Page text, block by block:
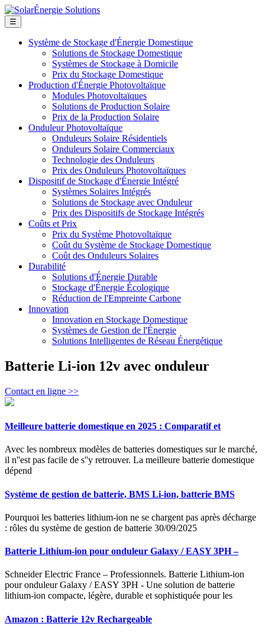
☰
Système de Stockage d'Énergie Domestique
Solutions de Stockage Domestique
Systèmes de Stockage à Domicile
Prix du Stockage Domestique
Production d'Énergie Photovoltaïque
Modules Photovoltaïques
Solutions de Production Solaire
Prix de la Production Solaire
Onduleur Photovoltaïque
Onduleurs Solaire Résidentiels
Onduleurs Solaire Commerciaux
Technologie des Onduleurs
Prix des Onduleurs Photovoltaïques
Dispositif de Stockage d'Énergie Intégré
Systèmes Solaires Intégrés
Solutions de Stockage avec Onduleur
Prix des Dispositifs de Stockage Intégrés
Coûts et Prix
Prix du Système Photovoltaïque
Coût du Système de Stockage Domestique
Coût des Onduleurs Solaires
Durabilité
Solutions d'Énergie Durable
Stockage d'Énergie Écologique
Réduction de l'Empreinte Carbone
Innovation
Innovation en Stockage Domestique
Systèmes de Gestion de l'Énergie
Solutions Intelligentes de Réseau Énergétique
Batterie Li-ion 12v avec onduleur
Contact en ligne >>
Meilleure batterie domestique en 2025 : Comparatif et
Avec les nombreux modèles de batteries domestiques sur le marché,
il n''est pas facile de s''y retrouver. La meilleure batterie domestique
dépend
Système de gestion de batterie, BMS Li-ion, batterie BMS
Pourquoi les batteries lithium-ion ne se chargent pas après décharge
: rôles du système de gestion de batterie 30/09/2025
Batterie Lithium-ion pour onduleur Galaxy / EASY 3PH –
Schneider Electric France – Professionnels. Batterie Lithium-ion
pour onduleur Galaxy / EASY 3PH - Une solution de batterie
lithium-ion compacte, légère, durable et sophistiquée pour les
Amazon : Batterie 12v Rechargeable